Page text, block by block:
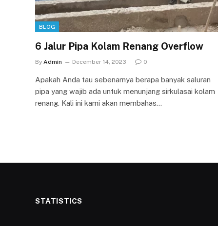
BLOG
6 Jalur Pipa Kolam Renang Overflow
By Admin December 14, 2023 0
Apakah Anda tau sebenarnya berapa banyak saluran
pipa yang wajib ada untuk menunjang sirkulasai kolam
renang. Kali ini kami akan membahas…
STATISTICS